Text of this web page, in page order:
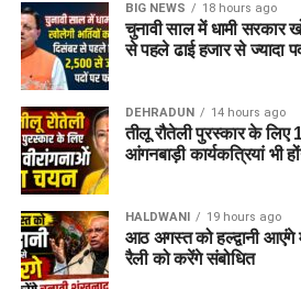
BIG NEWS 18 hours ago
चुनावी साल में धामी सरकार
से पहले ढाई हजार से ज्यादा
DEHRADUN 14 hours ago
तीलू रौतेली पुरस्कार के लिए
आंगनबाड़ी कार्यकत्रियां भी
HALDWANI 19 hours ago
आठ अगस्त को हल्द्वानी आएंगे
रैली को करेंगे संबोधित